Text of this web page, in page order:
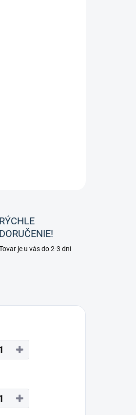
RÝCHLE
DORUČENIE!
je u vás do 2-3 dní
+
košíka
+